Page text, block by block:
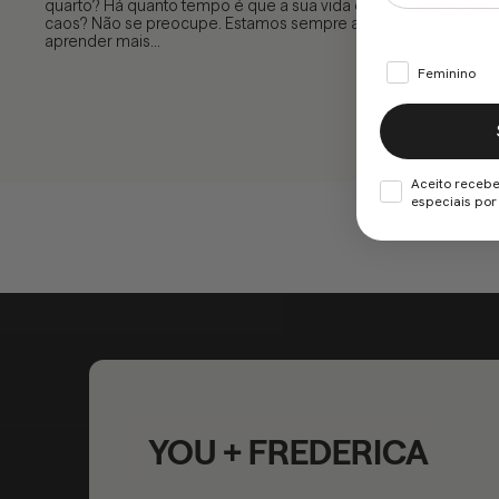
quarto? Há quanto tempo é que a sua vida está um verdadeiro
caos? Não se preocupe. Estamos sempre a tempo de
aprender mais...
YOU + FREDERICA
Feminino
Aceito
especiais por